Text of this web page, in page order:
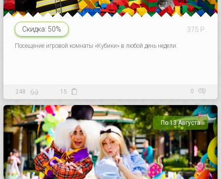
Скидка: 50% 375 Р.
Посещение игровой комнаты «Кубики» в любой день недели.
248 15 0
По 13 Августа